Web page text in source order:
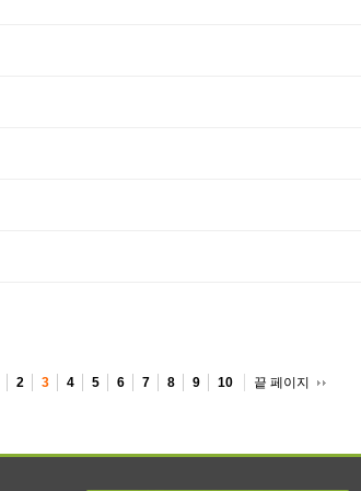
2 3 4 5 6 7 8 9 10 끝 페이지